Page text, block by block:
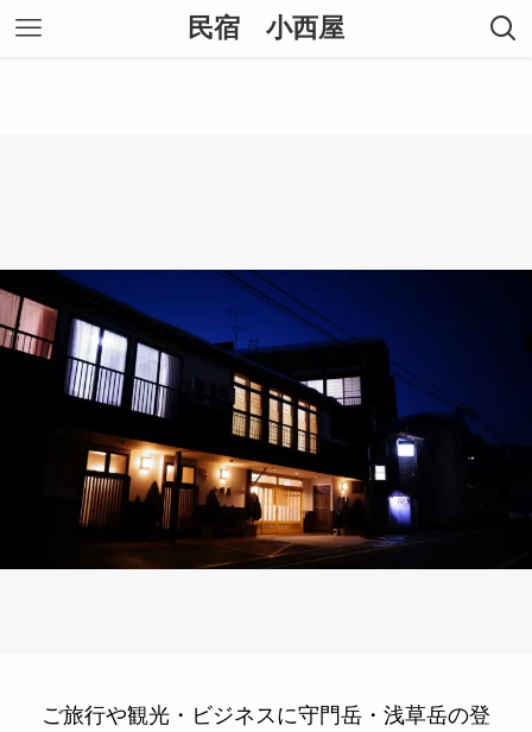
民宿 小西屋
ご旅行や観光・ビジネスに守門岳・浅草岳の登